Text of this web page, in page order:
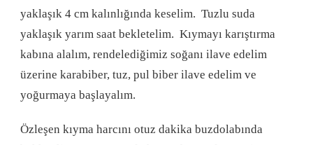
yaklaşık 4 cm kalınlığında keselim. Tuzlu suda
yaklaşık yarım saat bekletelim. Kıymayı karıştırma
kabına alalım, rendelediğimiz soğanı ilave edelim
üzerine karabiber, tuz, pul biber ilave edelim ve
yoğurmaya başlayalım.
Özleşen kıyma harcını otuz dakika buzdolabında